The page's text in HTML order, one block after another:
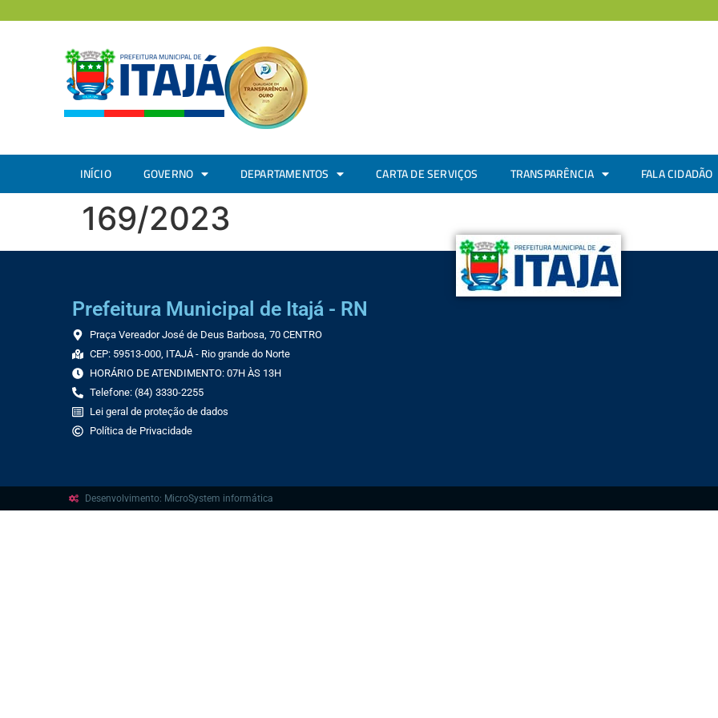
INÍCIO GOVERNO DEPARTAMENTOS CARTA DE SERVIÇOS TRANSPARÊNCIA FALA CIDADÃO
169/2023
Prefeitura Municipal de Itajá - RN
Praça Vereador José de Deus Barbosa, 70 CENTRO
CEP: 59513-000, ITAJÁ - Rio grande do Norte
HORÁRIO DE ATENDIMENTO: 07H ÀS 13H
Telefone: (84) 3330-2255
Lei geral de proteção de dados
Política de Privacidade
Desenvolvimento: MicroSystem informática